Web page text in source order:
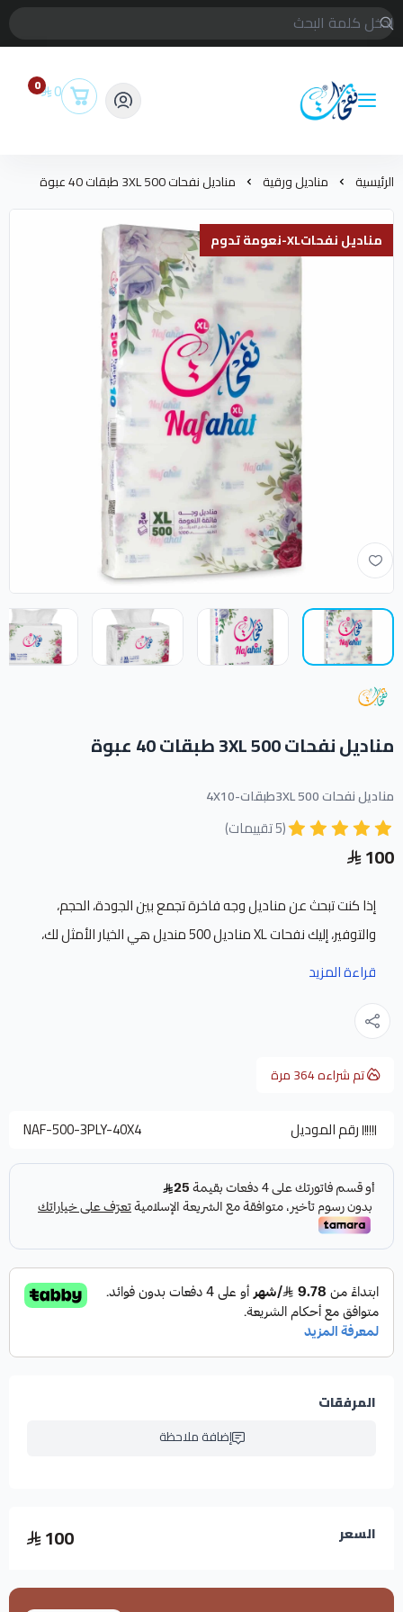
متجر مناديل نفحات
0 0
الرئيسية مناديل ورقية مناديل نفحات 500 3XL طبقات 40 عبوة
مناديل نفحاتXL-نعومة تدوم
مناديل نفحات 500 3XL طبقات 40 عبوة
مناديل نفحات 500 3XLطبقات-4X10
(5 تقييمات)
100
إذا كنت تبحث عن مناديل وجه فاخرة تجمع بين الجودة، الحجم،
والتوفير، إليك نفحات XL مناديل 500 منديل هي الخيار الأمثل لك،
تم تصميم هذه المناديل الورقية خصيصًا لتلبية الاستخدام اليومي
التجميل، مناديل للوجه ليست فقط كبيرة في الحجم، بل كبيرة في
نوع المنتج: مناديل ورق طبيعية 100%
عدد العلب في الكرتون: 40 علبة
عدد المناديل في كل علبة: 500 منديل
عدد الطبقات: 3 طبقات قوية
خامة المنديل: خام سليلوز طبيعي 100%، بدون أي مواد
معاد تدويرها
نمط المنديل: منقوش ومقوّى لا يتفتت أثناء الاستخدام
القياس: 20×19 سم XL
عدد الحقائب: 4 حقائب، كل حقيبة بها 10 عبوات
المجموع: 40 عبوة مناديل ورقية فائقة الجودة
تتكون من 3 طبقات متينة وناعمة تحافظ على النعومة
مصنوعة من خامة نقية طبيعية خالية من العطور والمواد
قراءة المزيد
تم شراءه364مرة
رقم الموديل NAF-500-3PLY-40X4
المرفقات
إضافة ملاحظة
السعر 100